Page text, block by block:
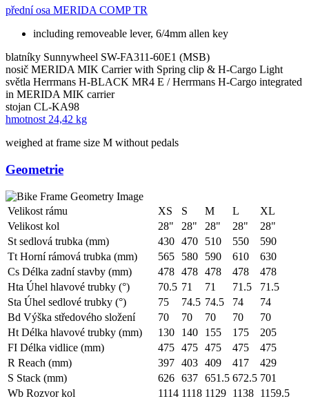
přední osa MERIDA COMP TR
including removeable lever, 6/4mm allen key
blatníky Sunnywheel SW-FA311-60E1 (MSB)
nosič MERIDA MIK Carrier with Spring clip & H-Cargo Light
světla Herrmans H-BLACK MR4 E / Herrmans H-Cargo integrated
in MERIDA MIK carrier
stojan CL-KA98
hmotnost 24,42 kg
weighed at frame size M without pedals
Geometrie
Velikost rámu XS S M L
XL
Velikost kol
28" 28" 28" 28"
28"
St sedlová trubka (mm)
430 470 510 550
590
Tt Horní rámová trubka (mm)
565 580 590 610
630
Cs Délka zadní stavby (mm)
478 478 478 478
478
Hta Úhel hlavové trubky (°)
70.5 71 71 71.5
71.5
Sta Úhel sedlové trubky (°)
75 74.5 74.5 74
74
Bd Výška středového složení
70 70 70 70
70
Ht Délka hlavové trubky (mm)
130 140 155 175
205
FI Délka vidlice (mm)
475 475 475 475
475
R Reach (mm)
397 403 409 417
429
S Stack (mm)
626 637 651.5 672.5 701
Wb Rozvor kol
1114 1118 1129 1138 1159.5